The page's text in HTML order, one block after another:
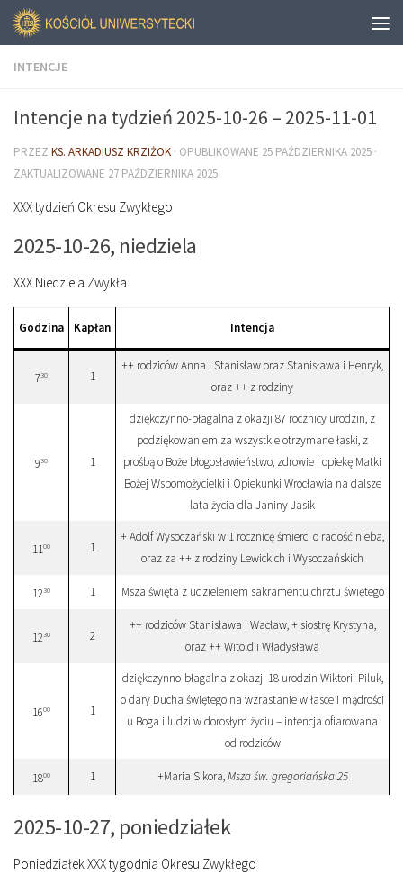
INTENCJE
Intencje na tydzień 2025-10-26 – 2025-11-01
PRZEZ KS. ARKADIUSZ KRZIŻOK · OPUBLIKOWANE 25 PAŹDZIERNIKA 2025 ·
ZAKTUALIZOWANE 27 PAŹDZIERNIKA 2025
XXX tydzień Okresu Zwykłego
2025-10-26, niedziela
XXX Niedziela Zwykła
Godzina Kapłan Intencja
730 1
++ rodziców Anna i Stanisław oraz Stanisława i Henryk,
oraz ++ z rodziny
930 1
dziękczynno-błagalna z okazji 87 rocznicy urodzin, z
podziękowaniem za wszystkie otrzymane łaski, z
prośbą o Boże błogosławieństwo, zdrowie i opiekę Matki
Bożej Wspomożycielki i Opiekunki Wrocławia na dalsze
lata życia dla Janiny Jasik
1100 1
+ Adolf Wysoczański w 1 rocznicę śmierci o radość nieba,
oraz za ++ z rodziny Lewickich i Wysoczańskich
1230 1 Msza święta z udzieleniem sakramentu chrztu świętego
1230 2
++ rodziców Stanisława i Wacław, + siostrę Krystyna,
oraz ++ Witold i Władysława
1600 1
dziękczynno-błagalna z okazji 18 urodzin Wiktorii Piluk,
o dary Ducha świętego na wzrastanie w łasce i mądrości
u Boga i ludzi w dorosłym życiu – intencja ofiarowana
od rodziców
1800 1 +Maria Sikora,Msza św. gregoriańska 25
2025-10-27, poniedziałek
Poniedziałek XXX tygodnia Okresu Zwykłego